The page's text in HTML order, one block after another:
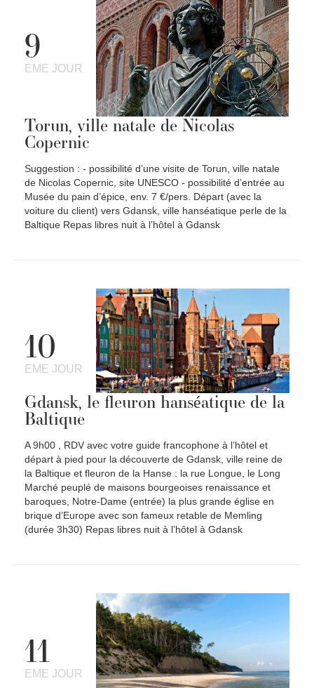
9
EME JOUR
Torun, ville natale de Nicolas
Copernic
Suggestion : - possibilité d’une visite de Torun, ville natale
de Nicolas Copernic, site UNESCO - possibilité d’entrée au
Musée du pain d’épice, env. 7 €/pers. Départ (avec la
voiture du client) vers Gdansk, ville hanséatique perle de la
Baltique Repas libres nuit à l’hôtel à Gdansk
10
EME JOUR
Gdansk, le fleuron hanséatique de la
Baltique
A 9h00 , RDV avec votre guide francophone à l’hôtel et
départ à pied pour la découverte de Gdansk, ville reine de
la Baltique et fleuron de la Hanse : la rue Longue, le Long
Marché peuplé de maisons bourgeoises renaissance et
baroques, Notre-Dame (entrée) la plus grande église en
brique d’Europe avec son fameux retable de Memling
(durée 3h30) Repas libres nuit à l’hôtel à Gdansk
11
EME JOUR